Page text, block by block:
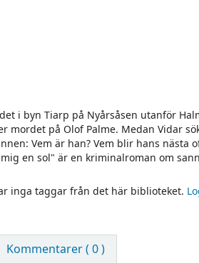
i byn Tiarp på Nyårsåsen utanför
på Olof Palme. Medan Vidar
Vem är han? Vem blir hans nästa
en sol" är en kriminalroman om
inga taggar från det här biblioteket.
Kommentarer ( 0 )